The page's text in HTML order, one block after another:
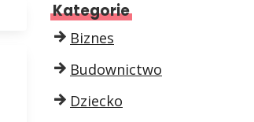
Kategorie
Biznes
Budownictwo
Dziecko